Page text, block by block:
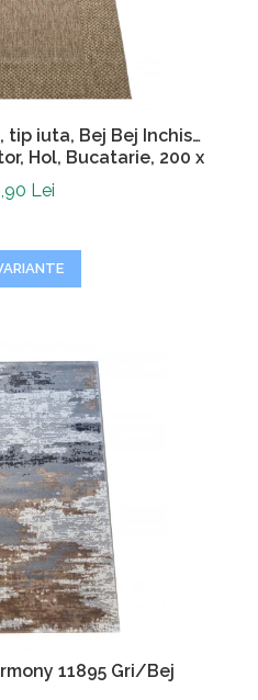
tip iuta, Bej Bej Inchis
Hol, Bucatarie, 200 x
cm
Lei
11895 Gri/Bej